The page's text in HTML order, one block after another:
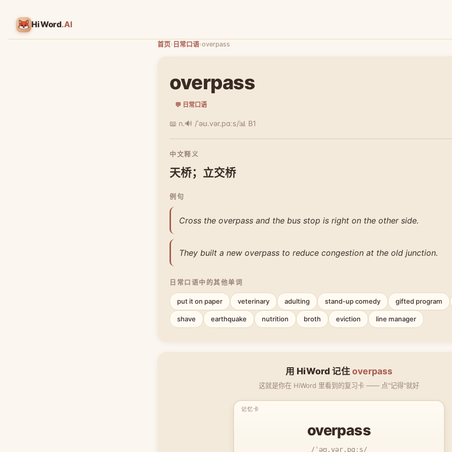
HiWord.AI
首页› 日常口语›overpass
overpass
💬 日常口语
📖 n.🔊 /ˈəʊ.vər.pɑːs/📊 B1
中文释义
天桥；立交桥
例句
Cross the overpass and the bus stop is right on the other side.
They built a new overpass to reduce congestion at the old junction.
日常口语中的其他单词
put it on paper veterinary adulting stand-up comedy gifted program
shave earthquake nutrition broth eviction line manager
用 HiWord 记住overpass
这就是你在 HiWord 里看到的复习卡 —— 点"记得"就好
overpass
/ˈəʊ.vər.pɑːs/